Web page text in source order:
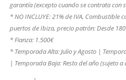
garantía (excepto cuando se contrata con
* NO INCLUYE: 21% de IVA, Combustible
puertos de Ibiza, precio patrón: Desde
* Fianza: 1.500€
* Temporada Alta: Julio y Agosto |
| Temporada Baja: Resto del año (sujeto